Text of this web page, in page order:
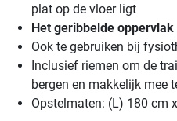
plat op de vloer ligt
Het geribbelde
Ook te gebruiken bij
Inclusief riemen om de
bergen en makkelijk mee
Opstelmaten: (L) 180 cm